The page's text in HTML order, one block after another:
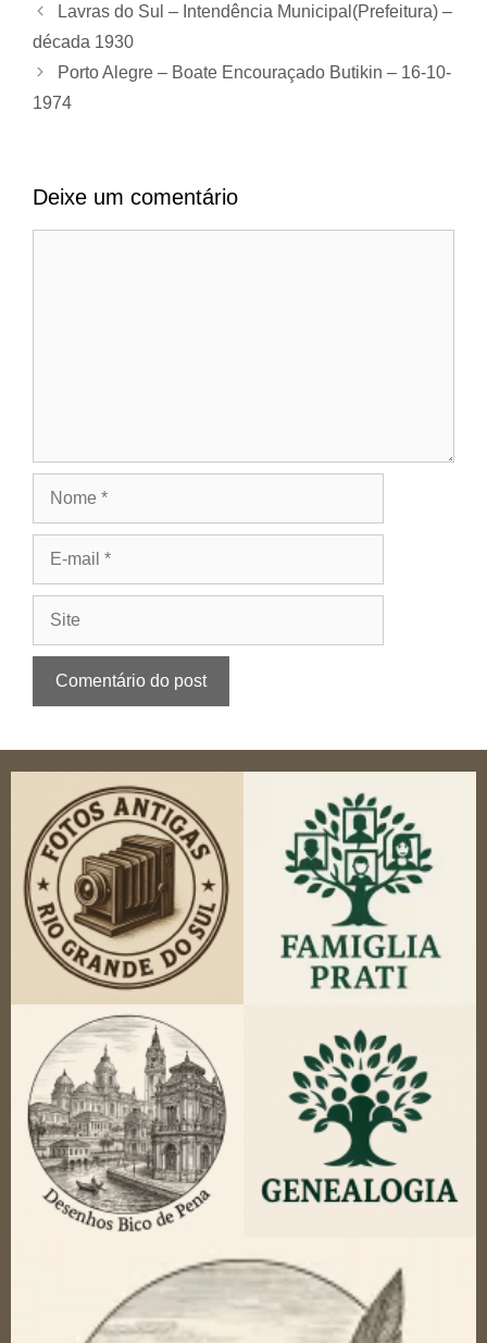
Lavras do Sul – Intendência Municipal(Prefeitura) –
década 1930
Porto Alegre – Boate Encouraçado Butikin – 16-10-
1974
Deixe um comentário
mail